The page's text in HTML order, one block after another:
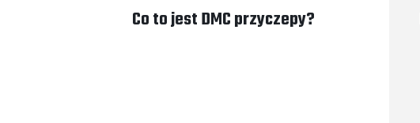
Co to jest DMC przyczepy?